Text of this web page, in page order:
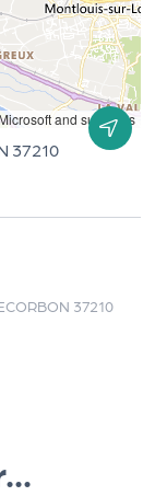
and suppliers
37210
37210